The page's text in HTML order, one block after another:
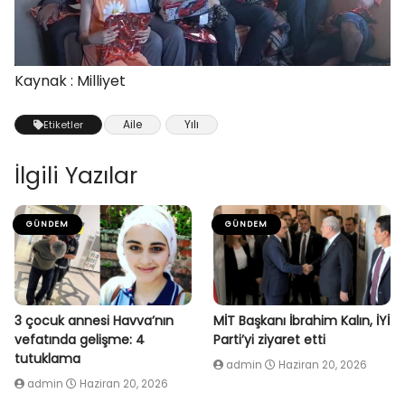
Kaynak : Milliyet
Etiketler Aile Yılı
İlgili Yazılar
GÜNDEM
3 çocuk annesi Havva’nın
vefatında gelişme: 4
tutuklama
admin Haziran 20, 2026
GÜNDEM
MİT Başkanı İbrahim Kalın, İYİ
Parti’yi ziyaret etti
admin Haziran 20, 2026